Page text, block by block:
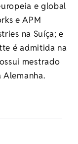
e global
e APM
na Suíça; e
é admitida na
mestrado
Alemanha.